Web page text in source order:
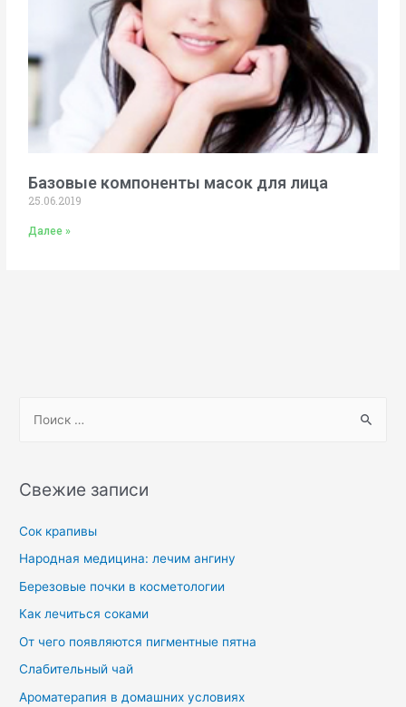
Базовые компоненты масок для лица
25.06.2019
Далее »
Свежие записи
Сок крапивы
Народная медицина: лечим ангину
Березовые почки в косметологии
Как лечиться соками
От чего появляются пигментные пятна
Слабительный чай
Ароматерапия в домашних условиях